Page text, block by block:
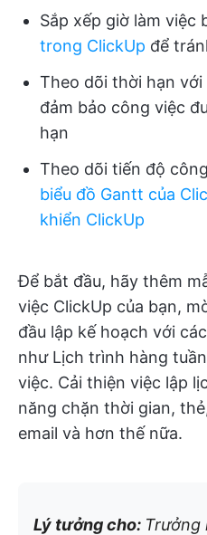
Sắp xếp giờ làm việc
trong ClickUp để
Theo dõi thời hạn với
đảm bảo công việc
hạn
Theo dõi tiến độ
biểu đồ Gantt của
khiển ClickUp
Để bắt đầu, hãy thêm
việc ClickUp của bạn,
đầu lập kế hoạch với
như Lịch trình hàng
việc. Cải thiện việc lập
năng chặn thời gian,
email và hơn thế nữa.
Lý tưởng cho: Trưởng